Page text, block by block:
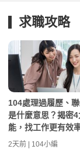
求職攻略
104處理過履歷、
是什麼意思？揭密
能，找工作更有效
2天前 | 104小編